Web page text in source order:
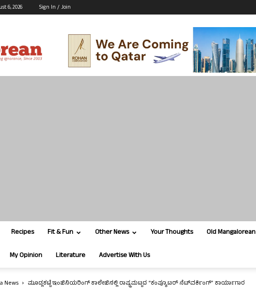
6, 2026 Sign In / Join
Recipes Fit & Fun Other News Your Thoughts Old Mangalorean
My Opinion Literature Advertise With Us
News ಮೂಡ್ಲಕಟ್ಟೆ ಇಂಜಿನಿಯರಿಂಗ್ ಕಾಲೇಜಿನಲ್ಲಿ ರಾಷ್ಟ್ರಮಟ್ಟದ “ಕಂಪ್ಯೂಟರ್ ನೆಟ್‍ವರ್ಕಿಂಗ್” ಕಾರ್ಯಾಗಾರ